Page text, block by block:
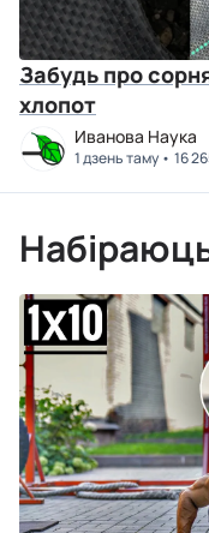
Забудь про сорняки
хлопот
Иванова Наука
1 дзень таму 16